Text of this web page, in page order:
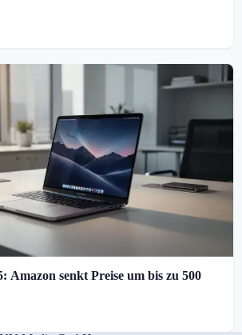
Amazon senkt Preise um bis zu 500